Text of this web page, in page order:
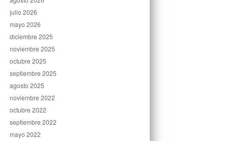
julio 2026
mayo 2026
diciembre 2025
noviembre 2025
octubre 2025
septiembre 2025
agosto 2025
noviembre 2022
octubre 2022
septiembre 2022
mayo 2022